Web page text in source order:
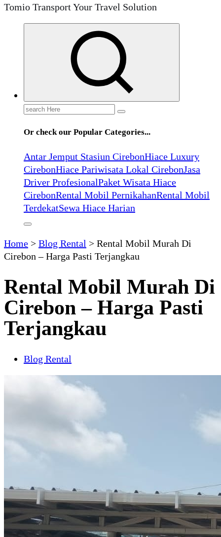
Tomio Transport Your Travel Solution
Search
Or check our Popular Categories...
Antar Jemput Stasiun CirebonHiace Luxury
CirebonHiace Pariwisata Lokal CirebonJasa
Driver ProfesionalPaket Wisata Hiace
CirebonRental Mobil PernikahanRental Mobil
TerdekatSewa Hiace Harian
Home > Blog Rental > Rental Mobil Murah Di
Cirebon – Harga Pasti Terjangkau
Rental Mobil Murah Di
Cirebon – Harga Pasti
Terjangkau
Blog Rental